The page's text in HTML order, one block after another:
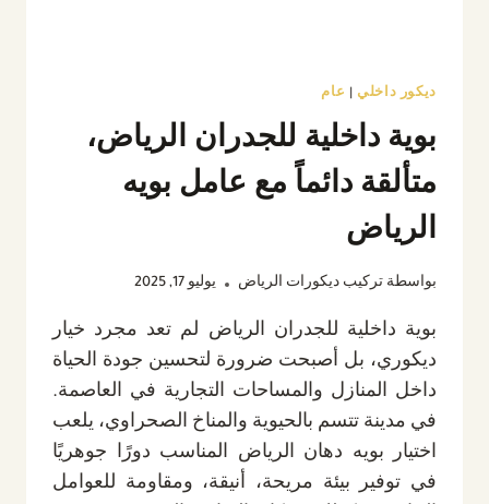
ديكور داخلي عام
بوية داخلية للجدران الرياض،
متألقة دائماً مع عامل بويه
الرياض
بواسطة تركيب ديكورات الرياض يوليو 17, 2025
بوية داخلية للجدران الرياض لم تعد مجرد خيار
ديكوري، بل أصبحت ضرورة لتحسين جودة الحياة
داخل المنازل والمساحات التجارية في العاصمة.
في مدينة تتسم بالحيوية والمناخ الصحراوي، يلعب
اختيار بويه دهان الرياض المناسب دورًا جوهريًا
في توفير بيئة مريحة، أنيقة، ومقاومة للعوامل